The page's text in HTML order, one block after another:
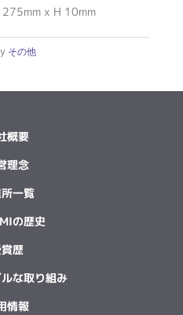
x H 10mm
その他
概要
理念
一覧
の歴史
歴
な取り組み
情報